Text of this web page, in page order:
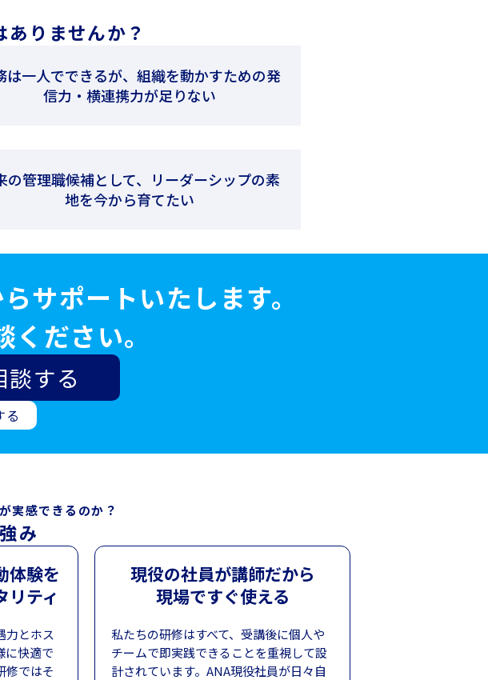
りませんか？
は一人でできるが、組織を動かすための発
信力・横連携力が足りない
の管理職候補として、リーダーシップの素
地を今から育てたい
サポートいたします。
ださい。
する
る
実感できるのか？
み
体験を
リティ
力とホス
に快適で
修ではそ
現役の社員が講師だから
現場ですぐ使える
私たちの研修はすべて、受講後に個人や
チームで即実践できることを重視して設
計されています。ANA現役社員が日々自